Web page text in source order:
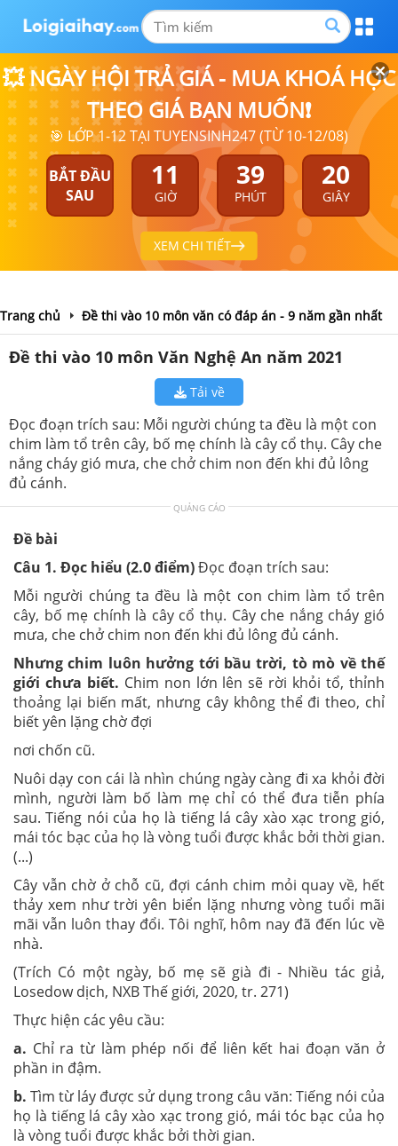
💥 NGÀY HỘI TRẢ GIÁ - MUA KHOÁ HỌC
THEO GIÁ BẠN MUỐN❗
🎯 LỚP 1-12 TẠI TUYENSINH247 (TỪ 10-12/08)
BẮT ĐẦU
SAU
11
GIỜ
39
PHÚT
20
GIÂY
XEM CHI TIẾT
Trang chủ Đề thi vào 10 môn văn có đáp án - 9 năm gần nhất
Đề thi vào 10 môn Văn Nghệ An năm 2021
Tải về
Đọc đoạn trích sau: Mỗi người chúng ta đều là một con
chim làm tổ trên cây, bố mẹ chính là cây cổ thụ. Cây che
nắng cháy gió mưa, che chở chim non đến khi đủ lông
đủ cánh.
QUẢNG CÁO
Đề bài
Câu 1. Đọc hiểu (2.0 điểm)Đọc đoạn trích sau:
Mỗi người chúng ta đều là một con chim làm tổ trên
cây, bố mẹ chính là cây cổ thụ. Cây che nắng cháy gió
mưa, che chở chim non đến khi đủ lông đủ cánh.
Nhưng chim luôn hưởng tới bầu trời, tò mò về thế
giới chưa biết. Chim non lớn lên sẽ rời khỏi tổ, thỉnh
thoảng lại biến mất, nhưng cây không thể đi theo, chỉ
biết yên lặng chờ đợi
nơi chốn cũ.
Nuôi dạy con cái là nhìn chúng ngày càng đi xa khỏi đời
mình, người làm bố làm mẹ chỉ có thể đưa tiễn phía
sau. Tiếng nói của họ là tiếng lá cây xào xạc trong gió,
mái tóc bạc của họ là vòng tuổi được khắc bởi thời gian.
(...)
Cây vẫn chờ ở chỗ cũ, đợi cánh chim mỏi quay về, hết
thảy xem như trời yên biển lặng nhưng vòng tuổi mãi
mãi vẫn luôn thay đổi. Tôi nghĩ, hôm nay đã đến lúc về
nhà.
(Trích Có một ngày, bố mẹ sẽ già đi - Nhiều tác giả,
Losedow dịch, NXB Thế giới, 2020, tr. 271)
Thực hiện các yêu cầu:
a. Chỉ ra từ làm phép nối để liên kết hai đoạn văn ở
phần in đậm.
b. Tìm từ láy được sử dụng trong câu văn: Tiếng nói của
họ là tiếng lá cây xào xạc trong gió, mái tóc bạc của họ
là vòng tuổi được khắc bởi thời gian.